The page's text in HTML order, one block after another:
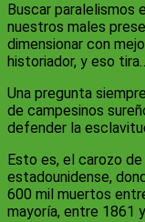
Buscar paralelismos
nuestros males
dimensionar con
historiador, y eso
Una pregunta
de campesinos
defender la
Esto es, el carozo
estadounidense,
600 mil muertos
mayoría, entre 1861